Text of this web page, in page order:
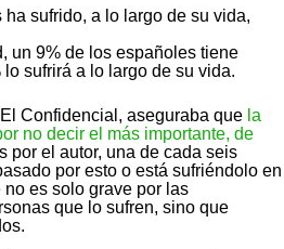
sufrido, a lo largo de su vida,
un 9% de los españoles tiene
sufrirá a lo largo de su vida.
Confidencial, aseguraba que la
no decir el más importante, de
por el autor, una de cada seis
por esto o está sufriéndolo en
es solo grave por las
que lo sufren, sino que